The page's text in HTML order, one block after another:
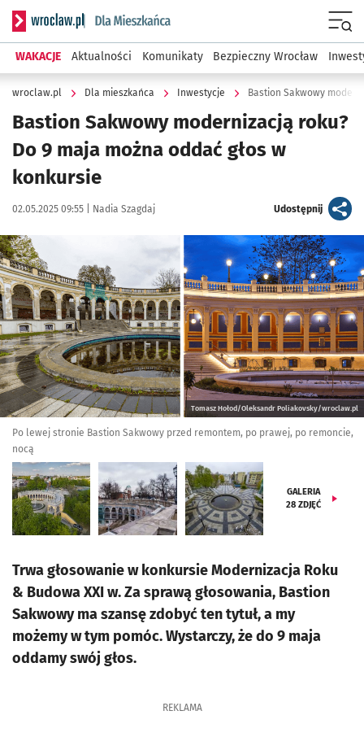
Serwis informacyjny wroclaw.pl podserwis: Dla mieszkańca
WAKACJE Aktualności Komunikaty Bezpieczny Wrocław
wroclaw.pl Dla mieszkańca Inwestycje Bastion Sakwowy
Bastion Sakwowy modernizacją roku?
Do 9 maja można oddać głos w
konkursie
Data publikacji:
02.05.2025 09:55 | Autor:
Nadia Szagdaj Udostępnijartykuł
Kliknij, aby zobaczyć galerię
Tomasz Hołod/Oleksandr Poliakovsky/wroclaw.pl
Po lewej stronie Bastion Sakwowy przed remontem, po prawej, po remoncie,
nocą
GALERIA
28 ZDJĘĆ
Trwa głosowanie w konkursie Modernizacja Roku
& Budowa XXI w. Za sprawą głosowania, Bastion
Sakwowy ma szansę zdobyć ten tytuł, a my
możemy w tym pomóc. Wystarczy, że do 9 maja
oddamy swój głos.
REKLAMA